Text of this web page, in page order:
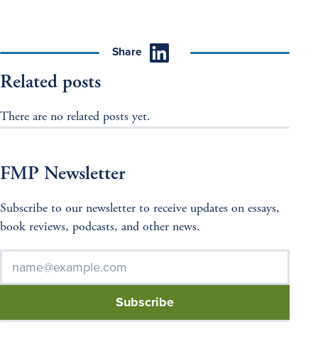
Share
Related posts
There are no related posts yet.
FMP Newsletter
Subscribe to our newsletter to receive updates on essays,
book reviews, podcasts, and other news.
Mail